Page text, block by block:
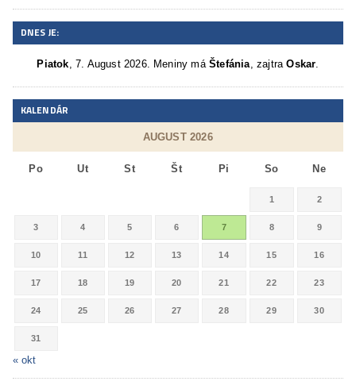
DNES JE:
Piatok, 7. August 2026. Meniny máŠtefánia, zajtraOskar.
KALENDÁR
AUGUST 2026
Po Ut St Št Pi So Ne
1 2
3 4 5 6 7 8 9
10 11 12 13 14 15 16
17 18 19 20 21 22 23
24 25 26 27 28 29 30
31
« okt